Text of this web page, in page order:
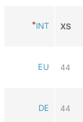
INT XS
EU 44
DE 44